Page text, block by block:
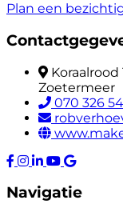
Plan een
Koraalrood
Zoetermeer
070 326
Navigatie